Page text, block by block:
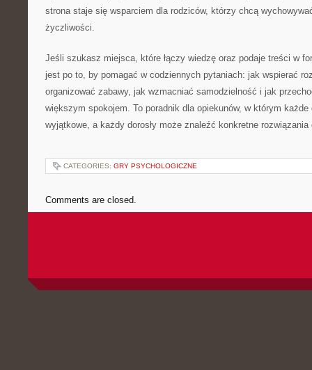
strona staje się wsparciem dla rodziców, którzy chcą
życzliwości.
Jeśli szukasz miejsca, które łączy wiedzę oraz podaje treści w
jest po to, by pomagać w codziennych pytaniach: jak wspierać
organizować zabawy, jak wzmacniać samodzielność i jak
większym spokojem. To poradnik dla opiekunów, w którym
wyjątkowe, a każdy dorosły może znaleźć konkretne rozwiązania
CATEGORIES: GRY PSYCHOLOGICZNE
Comments are closed.